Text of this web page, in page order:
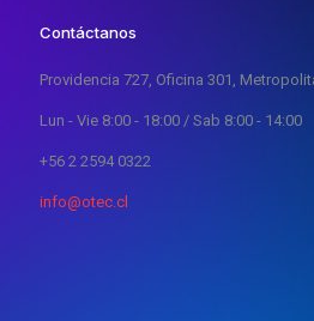
Contáctanos
Providencia 727, Oficina 301,
Lun - Vie 8:00 - 18:00 / Sab 8:00 - 14:00
+56 2 2594 0322
info@otec.cl